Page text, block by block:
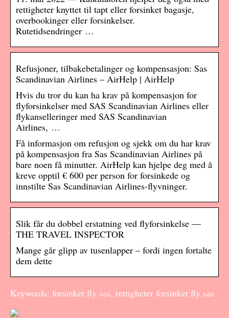
rettigheter knyttet til tapt eller forsinket bagasje,
overbookinger eller forsinkelser.
Rutetidsendringer …
Refusjoner, tilbakebetalinger og kompensasjon: Sas
Scandinavian Airlines – AirHelp | AirHelp
Hvis du tror du kan ha krav på kompensasjon for
flyforsinkelser med SAS Scandinavian Airlines eller
flykanselleringer med SAS Scandinavian
Airlines, …
Få informasjon om refusjon og sjekk om du har krav
på kompensasjon fra Sas Scandinavian Airlines på
bare noen få minutter. AirHelp kan hjelpe deg med å
kreve opptil € 600 per person for forsinkede og
innstilte Sas Scandinavian Airlines-flyvninger.
Slik får du dobbel erstatning ved flyforsinkelse —
THE TRAVEL INSPECTOR
Mange går glipp av tusenlapper – fordi ingen fortalte
dem dette
Keywords: forsinket fly sas, rettigheter forsinket fly sas